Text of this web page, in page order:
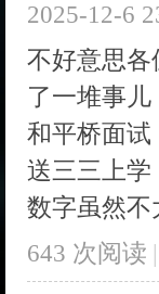
2025-12-6
不好意思各
了一堆事
和平桥面试
送三三上学
数字虽然不
643 次阅读 |